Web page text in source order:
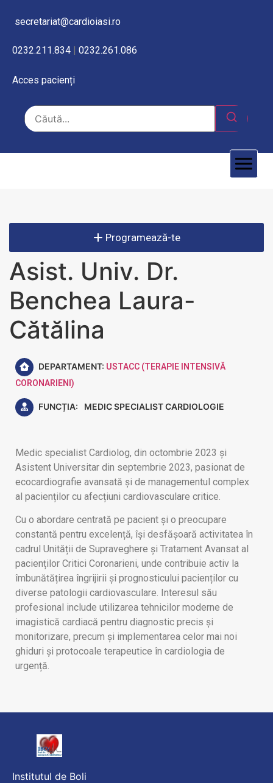
secretariat@cardioiasi.ro
0232.211.834 0232.261.086
Acces pacienți
Programează-te
Asist. Univ. Dr.
Benchea Laura-
Cătălina
DEPARTAMENT: USTACC (TERAPIE INTENSIVĂ
CORONARIENI)
FUNCȚIA: MEDIC SPECIALIST CARDIOLOGIE
Medic specialist Cardiolog, din octombrie 2023 și
Asistent Universitar din septembrie 2023, pasionat de
ecocardiografie avansată și de managementul complex
al pacienților cu afecțiuni cardiovasculare critice.
Cu o abordare centrată pe pacient și o preocupare
constantă pentru excelență, își desfășoară activitatea în
cadrul Unității de Supraveghere și Tratament Avansat al
pacienților Critici Coronarieni, unde contribuie activ la
îmbunătățirea îngrijirii și prognosticului pacienților cu
diverse patologii cardiovasculare. Interesul său
profesional include utilizarea tehnicilor moderne de
imagistică cardiacă pentru diagnostic precis și
monitorizare, precum și implementarea celor mai noi
ghiduri și protocoale terapeutice în cardiologia de
urgență.
Institutul de Boli